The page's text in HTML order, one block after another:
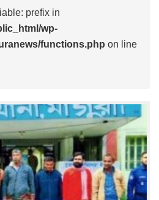
prefix in
wp-
functions.php on line